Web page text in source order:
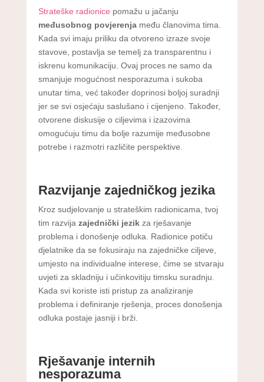
Strateške radionice pomažu u jačanju
međusobnog povjerenjameđu članovima tima.
Kada svi imaju priliku da otvoreno izraze svoje
stavove, postavlja se temelj za transparentnu i
iskrenu komunikaciju. Ovaj proces ne samo da
smanjuje mogućnost nesporazuma i sukoba
unutar tima, već također doprinosi boljoj suradnji
jer se svi osjećaju saslušano i cijenjeno. Također,
otvorene diskusije o ciljevima i izazovima
omogućuju timu da bolje razumije međusobne
potrebe i razmotri različite perspektive.
Razvijanje zajedničkog jezika
Kroz sudjelovanje u strateškim radionicama, tvoj
tim razvija zajednički jezikza rješavanje
problema i donošenje odluka. Radionice potiču
djelatnike da se fokusiraju na zajedničke ciljeve,
umjesto na individualne interese, čime se stvaraju
uvjeti za skladniju i učinkovitiju timsku suradnju.
Kada svi koriste isti pristup za analiziranje
problema i definiranje rješenja, proces donošenja
odluka postaje jasniji i brži.
Rješavanje internih
nesporazuma